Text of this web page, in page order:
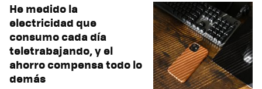
He medido la
electricidad que
consumo cada día
teletrabajando, y el
ahorro compensa todo lo
demás